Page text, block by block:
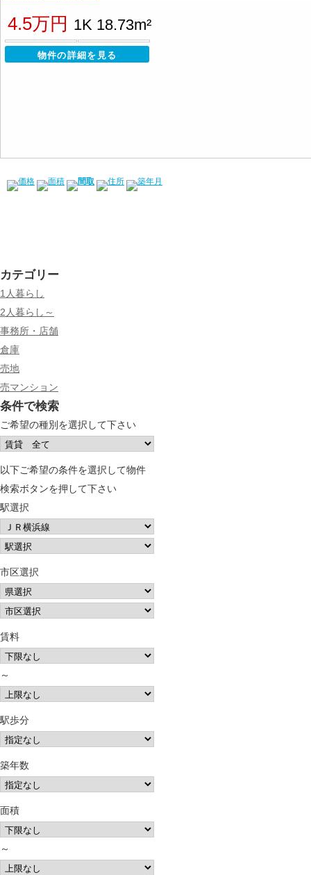
4.5万円 1K 18.73m²
物件の詳細を見る
価格 面積 間取 住所 築年月
カテゴリー
1人暮らし
2人暮らし～
事務所・店舗
倉庫
売地
売マンション
条件で検索
ご希望の種別を選択して下さい
以下ご希望の条件を選択して物件
検索ボタンを押して下さい
駅選択
市区選択
賃料
～
駅歩分
築年数
面積
～